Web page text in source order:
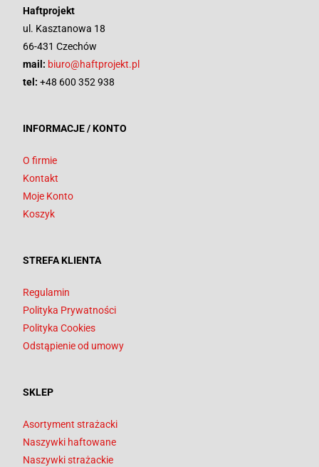
Haftprojekt
ul. Kasztanowa 18
66-431 Czechów
mail: biuro@haftprojekt.pl
tel: +48 600 352 938
INFORMACJE / KONTO
O firmie
Kontakt
Moje Konto
Koszyk
STREFA KLIENTA
Regulamin
Polityka Prywatności
Polityka Cookies
Odstąpienie od umowy
SKLEP
Asortyment strażacki
Naszywki haftowane
Naszywki strażackie